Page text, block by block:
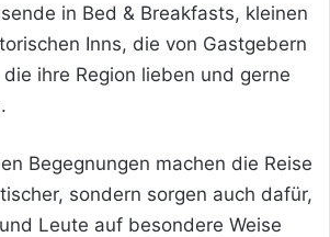
in Bed & Breakfasts, kleinen
Inns, die von Gastgebern
ihre Region lieben und gerne
Begegnungen machen die Reise
sondern sorgen auch dafür,
Leute auf besondere Weise